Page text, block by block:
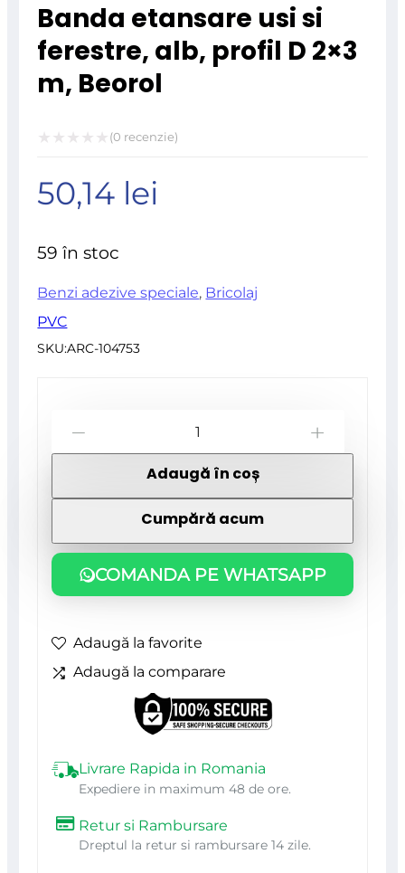
Banda etansare usi si
ferestre, alb, profil D 2×3
m, Beorol
la
(0 recenzie)
50,14 lei
59 în stoc
Benzi adezive speciale, Bricolaj
PVC
SKU:ARC-104753
Livrare Rapida in Romania
Expediere in maximum 48 de ore.
Retur si Rambursare
Dreptul la retur si rambursare 14 zile.
COMANDA PE WHATSAPP
Banda
si
ferestre,
alb,
D
2×3
Adaugă în coș
Cumpără acum
Adaugă la favorite
Adaugă la comparare